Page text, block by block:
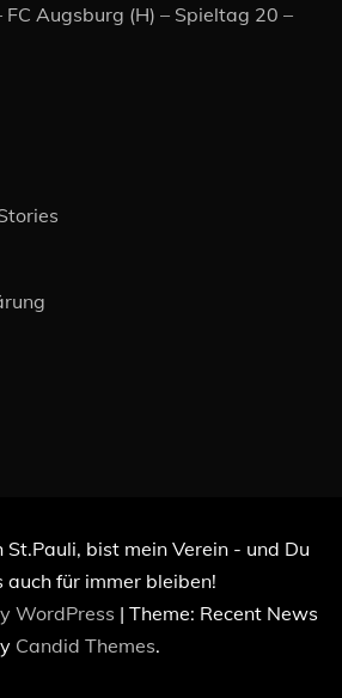
FC Augsburg (H) – Spieltag 20 –
St.Pauli, bist mein Verein - und Du
auch für immer bleiben!
WordPress | Theme: Recent News
Candid Themes.